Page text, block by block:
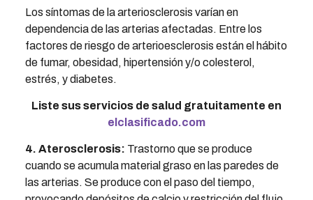
Los síntomas de la arteriosclerosis varían en
dependencia de las arterias afectadas. Entre los
factores de riesgo de arterioesclerosis están el hábito
de fumar, obesidad, hipertensión y/o colesterol,
estrés, y diabetes.
Liste sus servicios de salud gratuitamente en
elclasificado.com
4. Aterosclerosis: Trastorno que se produce
cuando se acumula material graso en las paredes de
las arterias. Se produce con el paso del tiempo,